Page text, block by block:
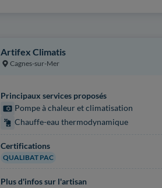
Artifex Climatis
Cagnes-sur-Mer
Principaux services proposés
Pompe à chaleur et climatisation
Chauffe-eau thermodynamique
Certifications
QUALIBAT PAC
Plus d'infos sur l'artisan